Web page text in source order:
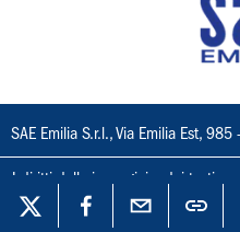
SAE Emilia S.r.l., Via Emilia Est,
I diritti delle immagini e dei testi
loro riproduzione con qualsiasi